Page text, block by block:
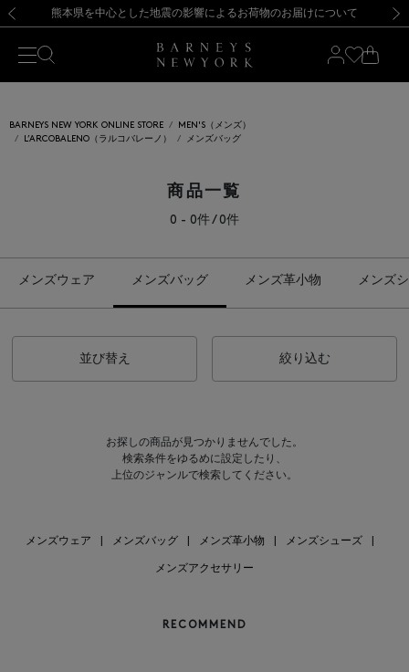
新規登録のお客様も対象！＜MY BARNEYS＞会員のお客様は11,000円（税込）以上のお買上げで常時送料無料！お買い物の際は会員登録を！
【夏季休業に伴う返品・交換承り一時停止のお知らせ】（2026.8.5）
熊本県を中心とした地震の影響によるお荷物のお届けについて
【開催中】SUMMER SALEのご案内・ご注意事項 新規登録のお客様も対象！＜MY BARNEYS＞会員のお客様は11,000円（税込）以上のお買上げで常時送料無料！お買い物の際は会員登録を！
【夏季休業に伴う返品・交換承り一時停止のお知らせ】（2026.8.5）
BARNEYS NEW YORK ONLINE STORE
MEN'S（メンズ）
L’ARCOBALENO（ラルコバレーノ）
メンズバッグ
商品一覧
0 - 0件 / 0件
メンズウェア メンズバッグ メンズ革小物 メンズ
並び替え 絞り込む
お探しの商品が見つかりませんでした。
検索条件をゆるめに設定したり、
上位のジャンルで検索してください。
メンズウェア メンズバッグ メンズ革小物 メンズシューズ
メンズアクセサリー
RECOMMEND